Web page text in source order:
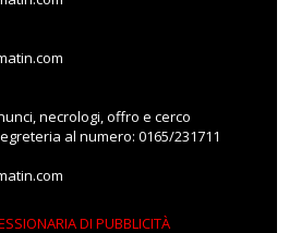
necrologi, offro e cerco
al numero: 0165/231711
DI PUBBLICITÀ